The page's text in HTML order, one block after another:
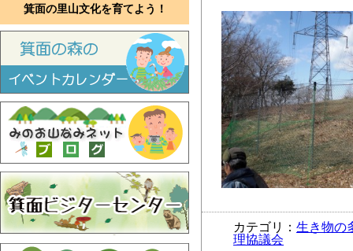
箕面の里山文化を育てよう！
カテゴリ： 生き物の
理協議会